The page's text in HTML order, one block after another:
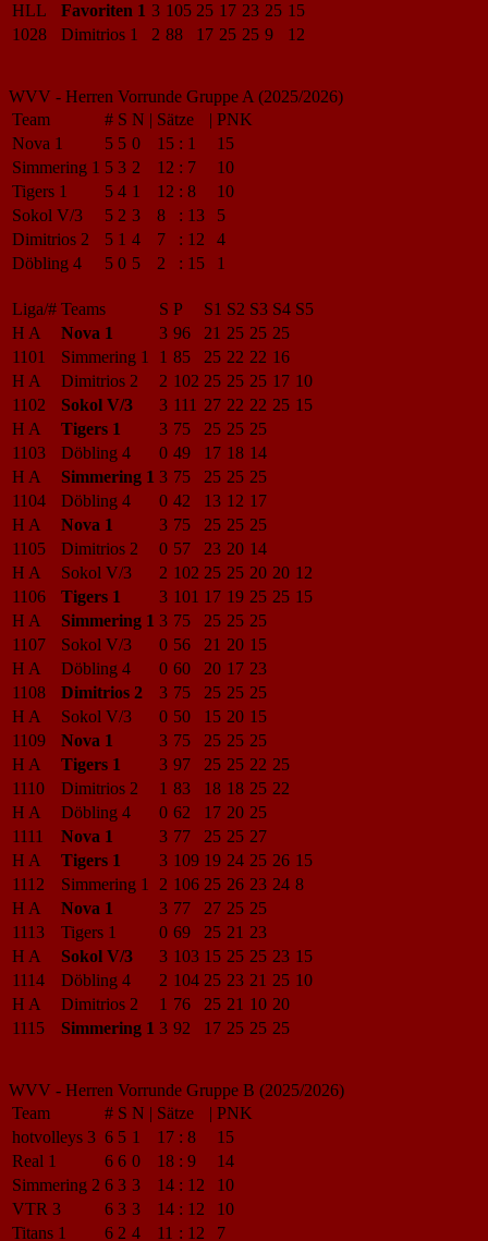
HLL
Favoriten 1 3 105 25 17 23 25 15
1028
Dimitrios 1 2 88 17 25 25 9 12
WVV - Herren Vorrunde Gruppe A (2025/2026)
Team
# S N | Sätze | PNK
Nova 1
5 5 0 15 : 1
15
Simmering 1 5 3 2 12 : 7
10
Tigers 1
5 4 1 12 : 8
10
Sokol V/3
5 2 3 8 : 13
5
Dimitrios 2
5 1 4 7 : 12
4
Döbling 4
5 0 5 2 : 15 1
Liga/# Teams S P S1 S2 S3 S4 S5
H A
Nova 1 3 96 21 25 25 25
1101
Simmering 1 1 85 25 22 22 16
H A
Dimitrios 2 2 102 25 25 25 17 10
1102
Sokol V/3 3 111 27 22 22 25 15
H A
Tigers 1 3 75 25 25 25
1103
Döbling 4 0 49 17 18 14
H A
Simmering 1 3 75 25 25 25
1104
Döbling 4 0 42 13 12 17
H A
Nova 1 3 75 25 25 25
1105
Dimitrios 2 0 57 23 20 14
H A
Sokol V/3 2 102 25 25 20 20 12
1106
Tigers 1 3 101 17 19 25 25 15
H A
Simmering 1 3 75 25 25 25
1107
Sokol V/3 0 56 21 20 15
H A
Döbling 4 0 60 20 17 23
1108
Dimitrios 2 3 75 25 25 25
H A
Sokol V/3 0 50 15 20 15
1109
Nova 1 3 75 25 25 25
H A
Tigers 1 3 97 25 25 22 25
1110
Dimitrios 2 1 83 18 18 25 22
H A
Döbling 4 0 62 17 20 25
1111
Nova 1 3 77 25 25 27
H A
Tigers 1 3 109 19 24 25 26 15
1112
Simmering 1 2 106 25 26 23 24 8
H A
Nova 1 3 77 27 25 25
1113
Tigers 1 0 69 25 21 23
H A
Sokol V/3 3 103 15 25 25 23 15
1114
Döbling 4 2 104 25 23 21 25 10
H A
Dimitrios 2 1 76 25 21 10 20
1115
Simmering 1 3 92 17 25 25 25
WVV - Herren Vorrunde Gruppe B (2025/2026)
Team
# S N | Sätze | PNK
hotvolleys 3 6 5 1 17 : 8
15
Real 1
6 6 0 18 : 9
14
Simmering 2 6 3 3 14 : 12
10
VTR 3
6 3 3 14 : 12
10
Titans 1
6 2 4 11 : 12
7